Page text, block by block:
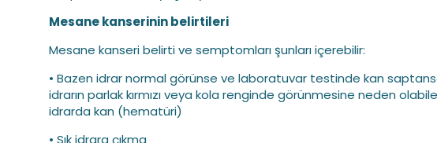
Mesane kanserinin belirtileri
Mesane kanseri belirti ve semptomları şunları içerebilir:
• Bazen idrar normal görünse ve laboratuvar testinde kan
idrarın parlak kırmızı veya kola renginde görünmesine neden
idrarda kan (hematüri)
• Sık idrara çıkma